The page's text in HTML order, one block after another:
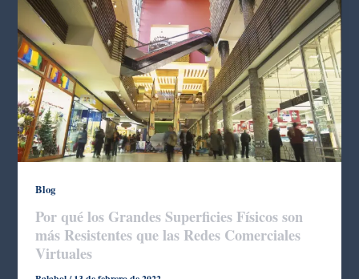
Blog
Por qué los Grandes Superficies Físicos son
más Resistentes que las Redes Comerciales
Virtuales